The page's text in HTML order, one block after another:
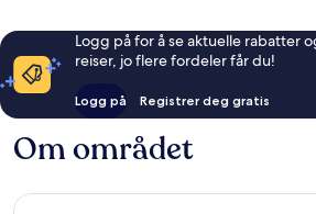
Logg på for å se aktuelle rabatter
reiser, jo flere fordeler får du!
Logg på Registrer deg gratis
Om området